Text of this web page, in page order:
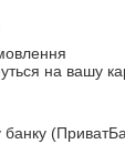
на вашу
банку